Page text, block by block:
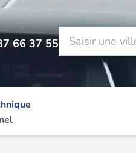
66 37 55